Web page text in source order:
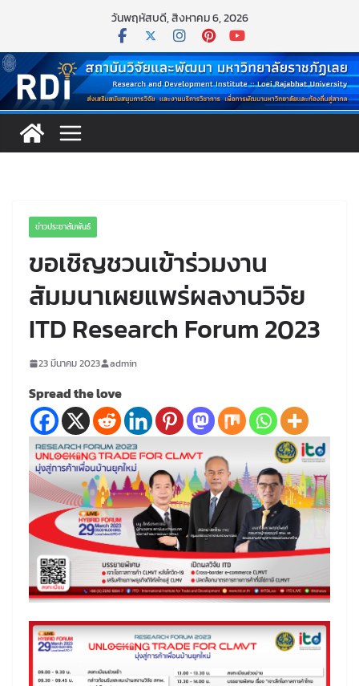
content
วันพฤหัสบดี, สิงหาคม 6, 2026
ข่าวประชาสัมพันธ์
ขอเชิญชวนเข้าร่วมงาน
สัมมนาเผยแพร่ผลงานวิจัย
ITD Research Forum 2023
23 มีนาคม 2023 admin
Spread the love